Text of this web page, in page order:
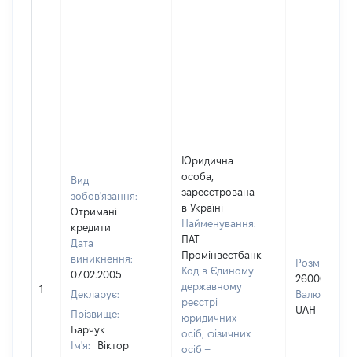
1
Вид
зобов'язання:
Отримані
кредити
Дата
виникнення:
07.02.2005
Декларує:
Прізвище:
Барчук
Ім'я:
Віктор
Юридична
особа,
зареєстрована
в Україні
Найменування:
ПАТ
Промінвестбанк
Код в Єдиному
державному
реєстрі
юридичних
осіб, фізичних
осіб –
Розмір:
260000
Валюта:
UAH